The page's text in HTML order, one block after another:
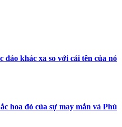
đáo khác xa so với cái tên của nó
hoa đỏ của sự may mắn và Phú